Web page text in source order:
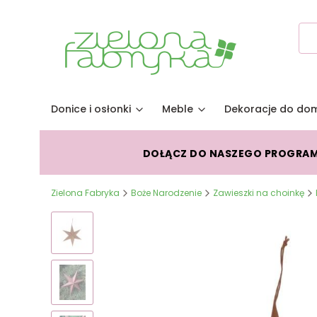
Donice i osłonki Meble Dekoracje do
DOŁĄCZ DO NASZEGO
Zielona Fabryka Boże Narodzenie Zawieszki na choinkę